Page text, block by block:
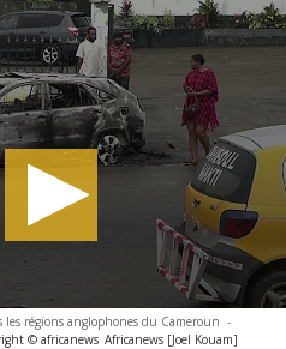
régions anglophones du Cameroun -
© africanews Africanews [Joel Kouam]